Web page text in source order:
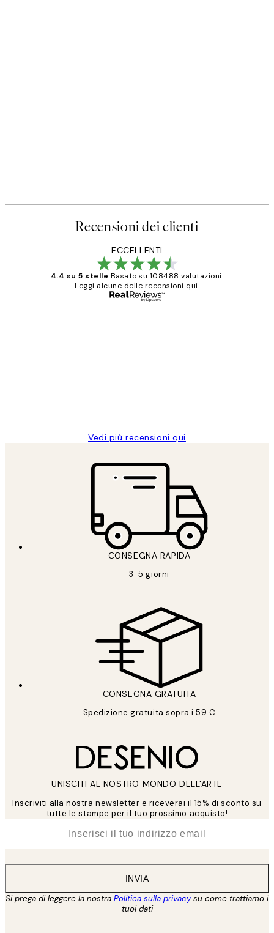
Recensioni dei clienti
ECCELLENTI
4.4 su 5 stelle Basato su 108488 valutazioni.
Leggi alcune delle recensioni qui.
Vedi più recensioni qui
CONSEGNA RAPIDA
3-5 giorni
CONSEGNA GRATUITA
Spedizione gratuita sopra i 59 €
UNISCITI AL NOSTRO MONDO DELL'ARTE
Inscriviti alla nostra newsletter e riceverai il 15% di sconto su
tutte le stampe per il tuo prossimo acquisto!
INVIA
Si prega di leggere la nostra Politica sulla privacysu come trattiamo i
tuoi dati